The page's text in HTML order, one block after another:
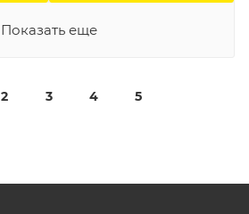
Показать еще
2 3 4 5